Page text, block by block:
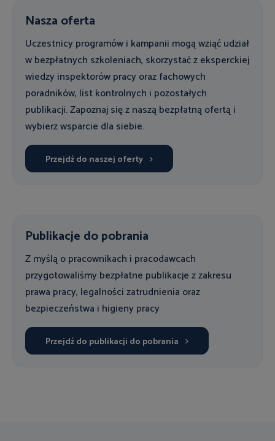
Nasza oferta
Uczestnicy programów i kampanii mogą wziąć udział
w bezpłatnych szkoleniach, skorzystać z eksperckiej
wiedzy inspektorów pracy oraz fachowych
poradników, list kontrolnych i pozostałych
publikacji. Zapoznaj się z naszą bezpłatną ofertą i
wybierz wsparcie dla siebie.
Przejdź do naszej oferty
Publikacje do pobrania
Z myślą o pracownikach i pracodawcach
przygotowaliśmy bezpłatne publikacje z zakresu
prawa pracy, legalności zatrudnienia oraz
bezpieczeństwa i higieny pracy
Przejdź do publikacji do pobrania